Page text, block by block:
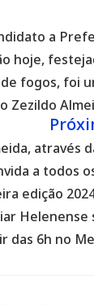
a
hoje,
fogos, foi
Zezildo
através
a todos
edição
Helenense
das 6h no